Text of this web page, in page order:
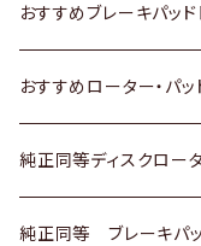
いすゞ
ダイハツ
マツダ
三菱
日産
いすゞ
ダイハツ
マツダ
日産
いすゞ
ダイハツ
三菱
ホンダ
スズキ
日産
ダイハツ
トヨタ
ホンダ
スズキ
日産
おすすめブレーキパッド
トヨタ
日産
いすゞ
おすすめローター・パッ
トヨタ
ホンダ
純正同等ディスクロー
トヨタ
純正同等 ブレーキパッ